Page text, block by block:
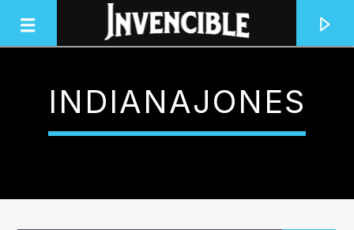
INVENCIBLE RADIO
JUNTOS SOMOS INVENCIBLES
INDIANAJONES